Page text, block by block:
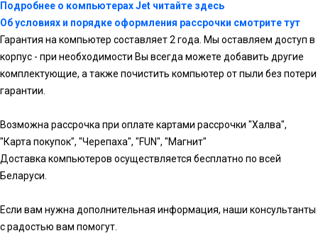
Подробнее о компьютерах Jet читайте здесь
Об условиях и порядке оформления рассрочки смотрите тут
Гарантия на компьютер составляет 2 года. Мы оставляем доступ в
корпус - при необходимости Вы всегда можете добавить другие
комплектующие, а также почистить компьютер от пыли без потери
гарантии.
Возможна рассрочка при оплате картами рассрочки "Халва",
"Карта покупок", "Черепаха", "FUN", "Магнит"
Доставка компьютеров осуществляется бесплатно по всей
Беларуси.
Если вам нужна дополнительная информация, наши консультанты
с радостью вам помогут.